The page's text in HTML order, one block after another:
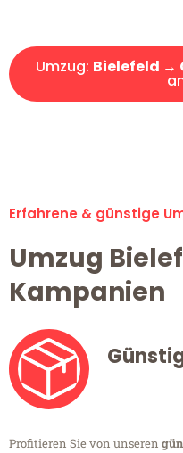
Umzug: Bielefeld →
Erfahrene & günstige
Umzug
Kampanien
Profitieren Sie von unseren